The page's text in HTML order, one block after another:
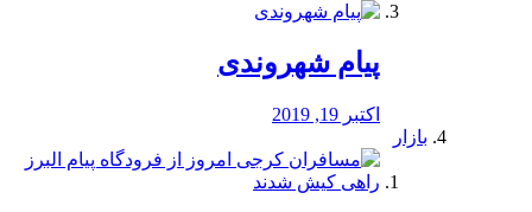
پیام شهروندی
اکتبر 19, 2019
بازار